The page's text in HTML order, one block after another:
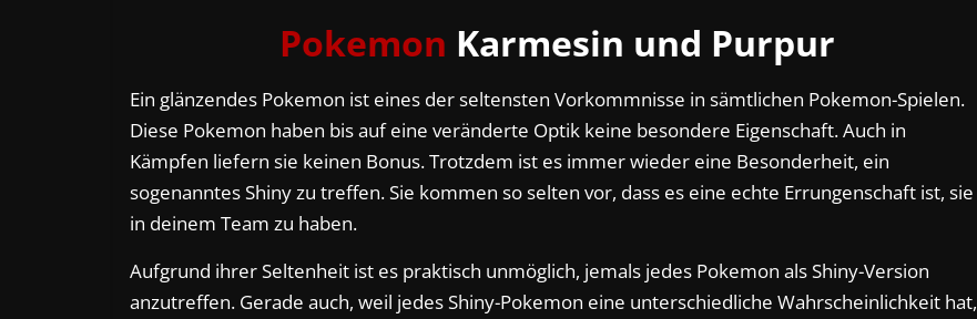
Pokemon Karmesin und Purpur
Ein glänzendes Pokemon ist eines der seltensten Vorkommnisse in sämtlichen Pokemon-Spielen.
Diese Pokemon haben bis auf eine veränderte Optik keine besondere Eigenschaft. Auch in
Kämpfen liefern sie keinen Bonus. Trotzdem ist es immer wieder eine Besonderheit, ein
sogenanntes Shiny zu treffen. Sie kommen so selten vor, dass es eine echte Errungenschaft ist, sie
in deinem Team zu haben.
Aufgrund ihrer Seltenheit ist es praktisch unmöglich, jemals jedes Pokemon als Shiny-Version
anzutreffen. Gerade auch, weil jedes Shiny-Pokemon eine unterschiedliche Wahrscheinlichkeit hat,